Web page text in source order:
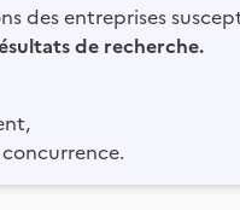
des entreprises
de recherche.